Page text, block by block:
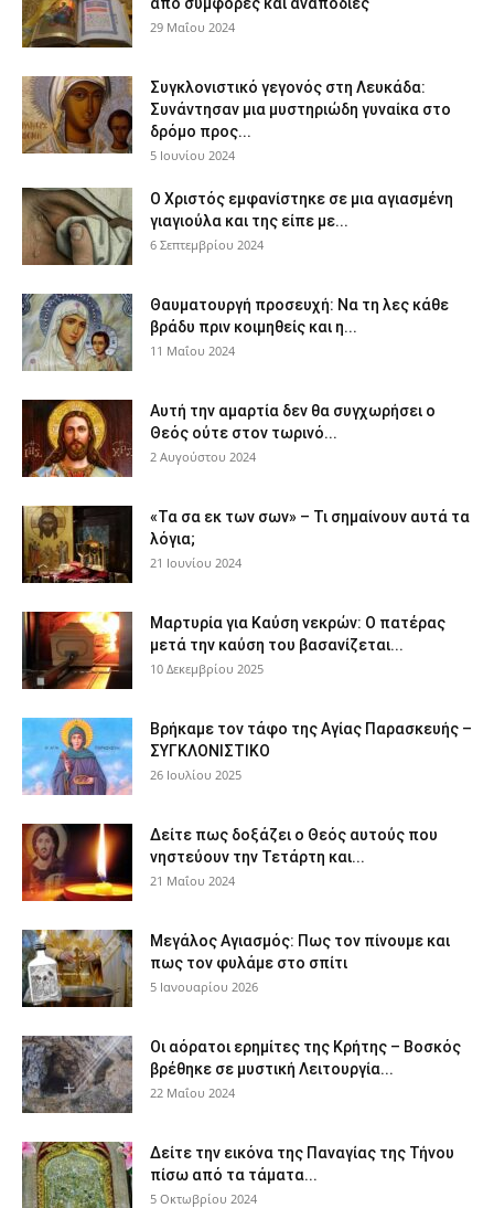
29 Μαΐου 2024
Συγκλονιστικό γεγονός στη Λευκάδα:
Συνάντησαν μια μυστηριώδη γυναίκα στο
δρόμο προς...
5 Ιουνίου 2024
Ο Χριστός εμφανίστηκε σε μια αγιασμένη
γιαγιούλα και της είπε με...
6 Σεπτεμβρίου 2024
Θαυματουργή προσευχή: Να τη λες κάθε
βράδυ πριν κοιμηθείς και η...
11 Μαΐου 2024
Αυτή την αμαρτία δεν θα συγχωρήσει ο
Θεός ούτε στον τωρινό...
2 Αυγούστου 2024
«Τα σα εκ των σων» – Τι σημαίνουν αυτά τα
λόγια;
21 Ιουνίου 2024
Μαρτυρία για Καύση νεκρών: Ο πατέρας
μετά την καύση του βασανίζεται...
10 Δεκεμβρίου 2025
Βρήκαμε τον τάφο της Αγίας Παρασκευής –
ΣΥΓΚΛΟΝΙΣΤΙΚΟ
26 Ιουλίου 2025
Δείτε πως δοξάζει ο Θεός αυτούς που
νηστεύουν την Τετάρτη και...
21 Μαΐου 2024
Μεγάλος Αγιασμός: Πως τον πίνουμε και
πως τον φυλάμε στο σπίτι
5 Ιανουαρίου 2026
Οι αόρατοι ερημίτες της Κρήτης – Βοσκός
βρέθηκε σε μυστική Λειτουργία...
22 Μαΐου 2024
Δείτε την εικόνα της Παναγίας της Τήνου
πίσω από τα τάματα...
5 Οκτωβρίου 2024